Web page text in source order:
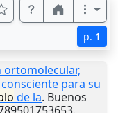
p. 1
ortomolecular,
para su
de la. Buenos